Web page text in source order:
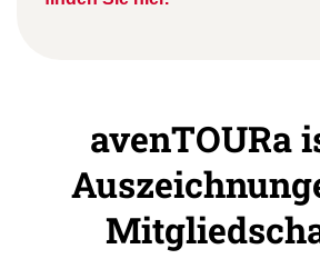
avenTOURa